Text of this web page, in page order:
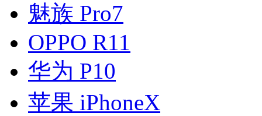
魅族 Pro7
OPPO R11
华为 P10
苹果 iPhoneX